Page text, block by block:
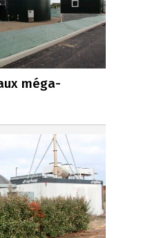
méga-